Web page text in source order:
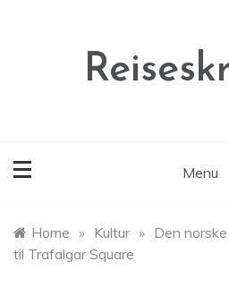
Menu
Home » Kultur » Den
til Trafalgar Square